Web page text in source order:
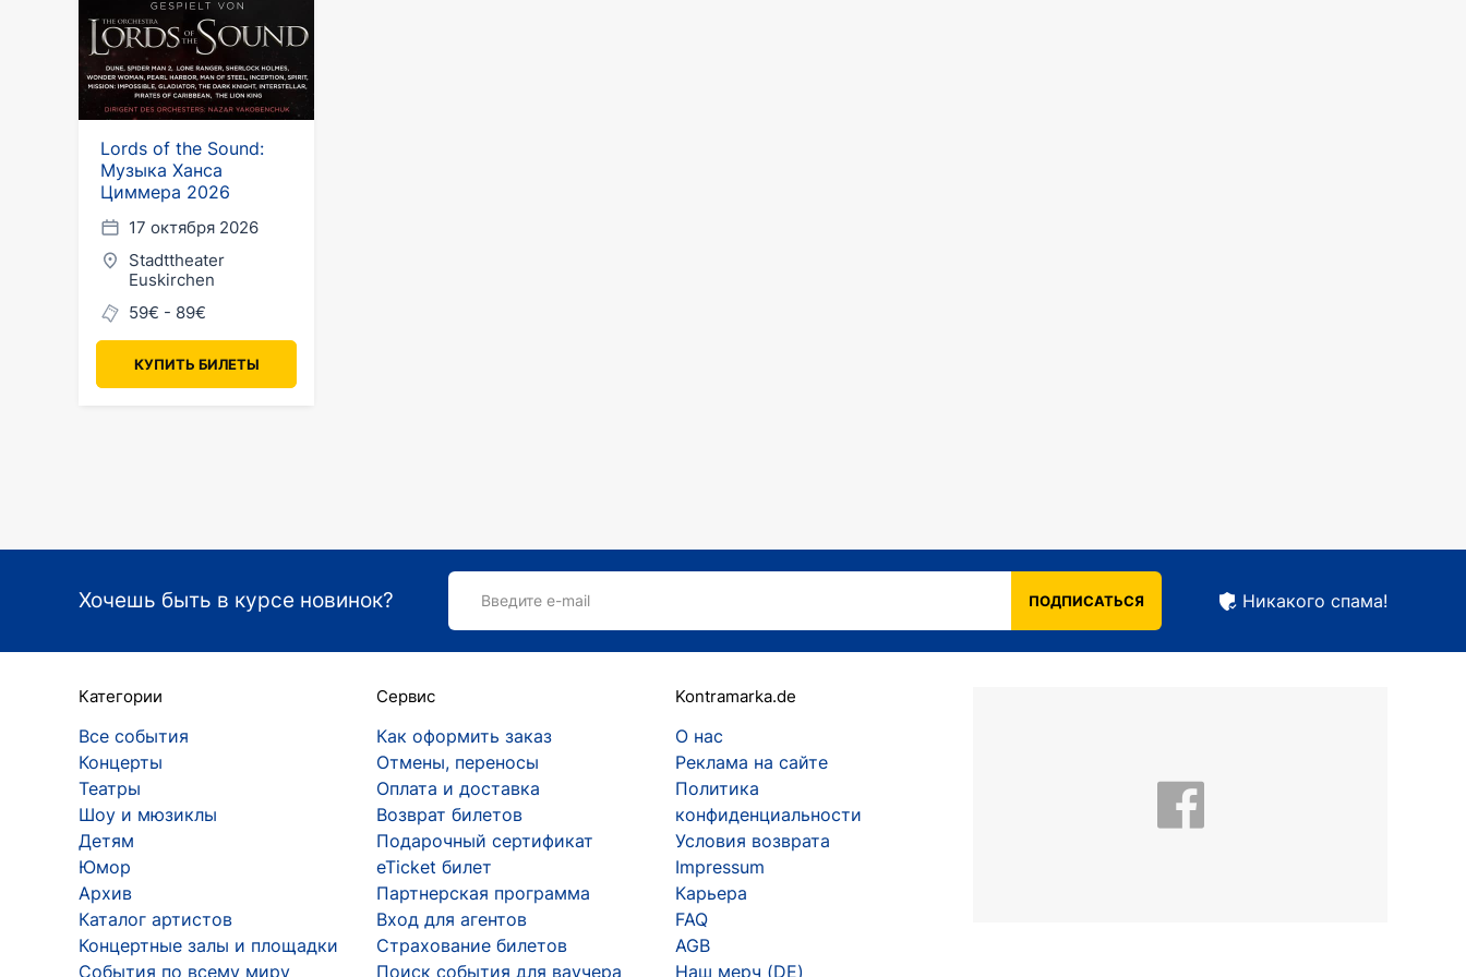
Lords of the Sound:
Музыка Ханса
Циммера 2026
17 октября 2026
Stadttheater
Euskirchen
59€ - 89€
КУПИТЬ БИЛЕТЫ
Хочешь быть в курсе новинок? Введите e-mail ПОДПИСАТЬСЯ Никакого спама!
Категории
Все события
Концерты
Театры
Шоу и мюзиклы
Детям
Юмор
Архив
Каталог артистов
Концертные залы и площадки
События по всему миру
Сервис
Как оформить заказ
Отмены, переносы
Оплата и доставка
Возврат билетов
Подарочный сертификат
eTicket билет
Партнерская программа
Вход для агентов
Страхование билетов
Поиск события для ваучера
Kontramarka.de
О нас
Реклама на сайте
Политика
конфиденциальности
Условия возврата
Impressum
Карьера
FAQ
AGB
Наш мерч (DE)